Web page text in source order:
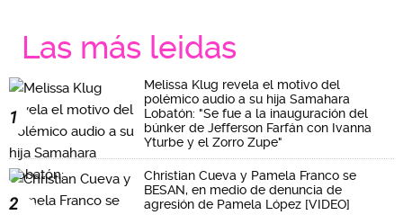
Las más leidas
1
Melissa Klug revela el motivo del
polémico audio a su hija Samahara
Lobatón: "Se fue a la inauguración del
búnker de Jefferson Farfán con Ivanna
Yturbe y el Zorro Zupe"
2
Christian Cueva y Pamela Franco se
BESAN, en medio de denuncia de
agresión de Pamela López [VIDEO]